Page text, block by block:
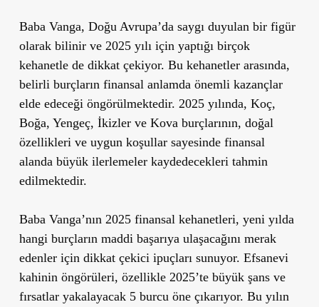
Baba Vanga, Doğu Avrupa’da saygı duyulan bir figür
olarak bilinir ve 2025 yılı için yaptığı birçok
kehanetle de dikkat çekiyor. Bu kehanetler arasında,
belirli burçların finansal anlamda önemli kazançlar
elde edeceği öngörülmektedir. 2025 yılında, Koç,
Boğa, Yengeç, İkizler ve Kova burçlarının, doğal
özellikleri ve uygun koşullar sayesinde finansal
alanda büyük ilerlemeler kaydedecekleri tahmin
edilmektedir.
Baba Vanga’nın 2025 finansal kehanetleri, yeni yılda
hangi burçların maddi başarıya ulaşacağını merak
edenler için dikkat çekici ipuçları sunuyor. Efsanevi
kahinin öngörüleri, özellikle 2025’te büyük şans ve
fırsatlar yakalayacak 5 burcu öne çıkarıyor. Bu yılın